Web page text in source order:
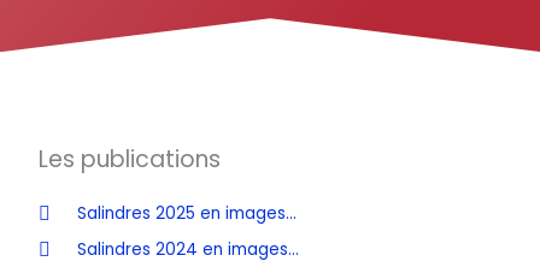
Les publications
Salindres 2025 en images...
Salindres 2024 en images...